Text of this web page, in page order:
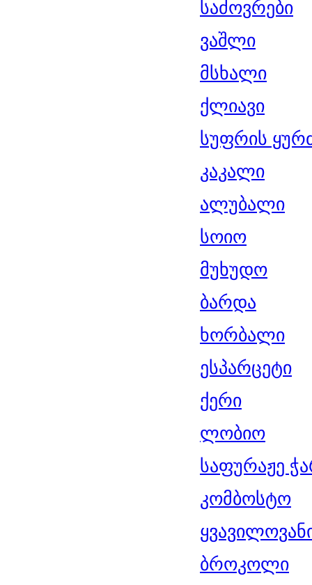
საძოვრები
ვაშლი
მსხალი
ქლიავი
სუფრის
კაკალი
ალუბალი
სოიო
მუხუდო
ბარდა
ხორბალი
ესპარცეტი
ქერი
ლობიო
საფურაჟე
კომბოსტო
ბროკოლი